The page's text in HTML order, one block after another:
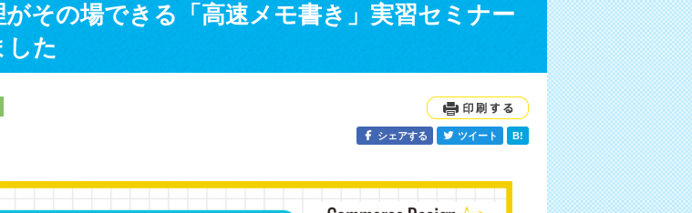
がその場できる「高速メモ書き」実習セミナー
した
シェアする ツイート B!